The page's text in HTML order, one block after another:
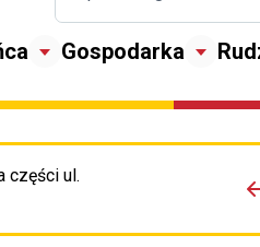
Gospodarka
części ul.
do porzpedniego komunikatu